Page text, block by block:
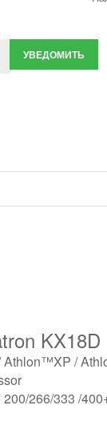
УВЕДОМИТЬ
KX18D
/
200/266/333 /